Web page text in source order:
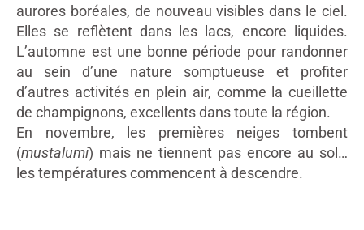
aurores boréales, de nouveau visibles dans le ciel.
Elles se reflètent dans les lacs, encore liquides.
L’automne est une bonne période pour randonner
au sein d’une nature somptueuse et profiter
d’autres activités en plein air, comme la cueillette
de champignons, excellents dans toute la région.
En novembre, les premières neiges tombent
(mustalumi) mais ne tiennent pas encore au sol…
les températures commencent à descendre.